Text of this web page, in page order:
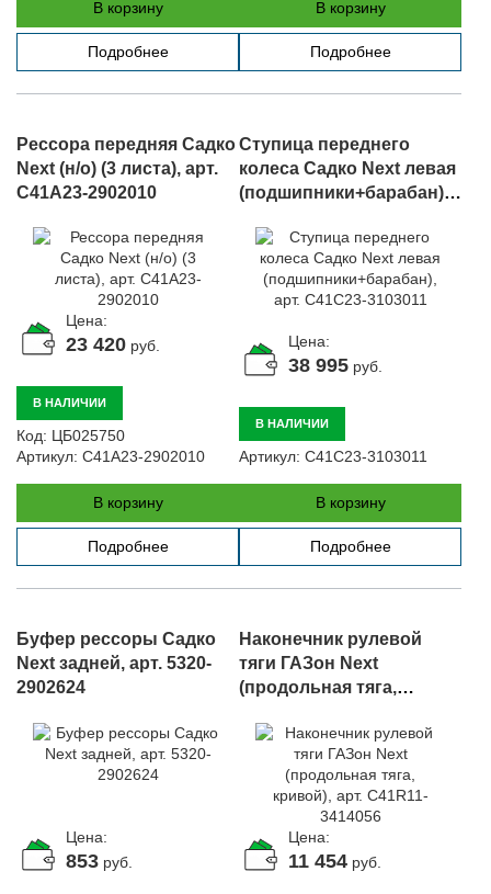
В корзину
Подробнее
В корзину
Подробнее
Рессора передняя Садко
Next (н/о) (3 листа), арт.
C41A23-2902010
Цена:
23 420 руб.
В НАЛИЧИИ
Код: ЦБ025750
Артикул: C41A23-2902010
В корзину
Подробнее
Ступица переднего
колеса Садко Next левая
(подшипники+барабан),
Цена:
38 995 руб.
В НАЛИЧИИ
Артикул: C41C23-3103011
В корзину
Подробнее
Буфер рессоры Садко
Next задней, арт. 5320-
2902624
Цена:
853 руб.
Наконечник рулевой
тяги ГАЗон Next
(продольная тяга,
3414056
Цена:
11 454 руб.